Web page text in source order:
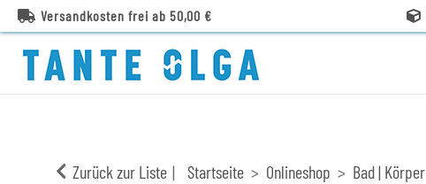
Versandkosten frei ab 50,00 €
Zurück zur Liste Startseite Onlineshop Bad | Körper